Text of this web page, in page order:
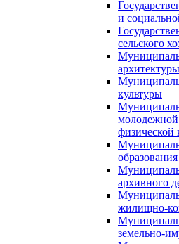
и
сельского
культуры
молодежной
физической
образования
архивного
жилищно-
земельно-